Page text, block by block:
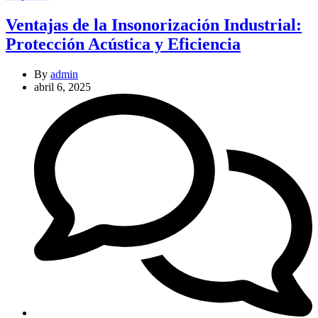
Ventajas de la Insonorización Industrial:
Protección Acústica y Eficiencia
By admin
abril 6, 2025